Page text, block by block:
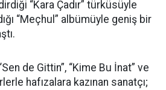
“Kara Çadır” türküsüyle
“Meçhul” albümüyle geniş bir
de Gittin”, “Kime Bu İnat” ve
hafızalara kazınan sanatçı;